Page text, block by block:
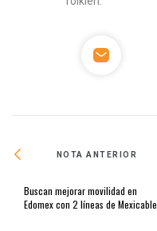
NOTA ANTERIOR
Buscan mejorar movilidad en
Edomex con 2 líneas de Mexicable